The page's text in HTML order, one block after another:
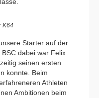
K64
Starter auf der
dabei war Felix
seinen ersten
konnte. Beim
Athleten
Ambitionen beim